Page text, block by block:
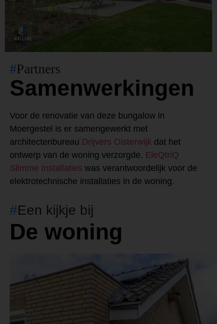
#Partners
Samenwerkingen
Voor de renovatie van deze bungalow in
Moergestel is er samengewerkt met
architectenbureau Drijvers Oisterwijk dat het
ontwerp van de woning verzorgde. EleQtriQ
Slimme Installaties was verantwoordelijk voor de
elektrotechnische installaties in de woning.
#Een kijkje bij
De woning